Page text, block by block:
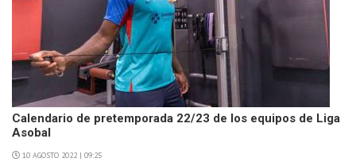
Calendario de pretemporada 22/23 de los equipos de Liga
Asobal
10 AGOSTO 2022 | 09:25